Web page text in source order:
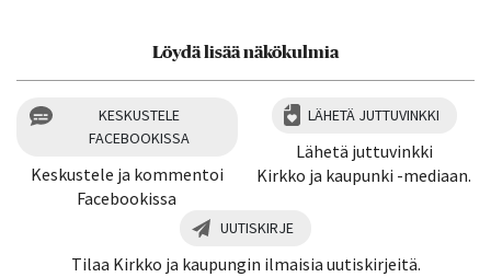
Löydä lisää näkökulmia
KESKUSTELE
FACEBOOKISSA
Keskustele ja kommentoi
Facebookissa
LÄHETÄ JUTTUVINKKI
Lähetä juttuvinkki
Kirkko ja kaupunki -mediaan.
UUTISKIRJE
Tilaa Kirkko ja kaupungin ilmaisia uutiskirjeitä.